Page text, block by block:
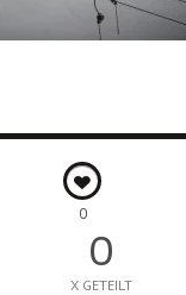
0
0
X GETEILT